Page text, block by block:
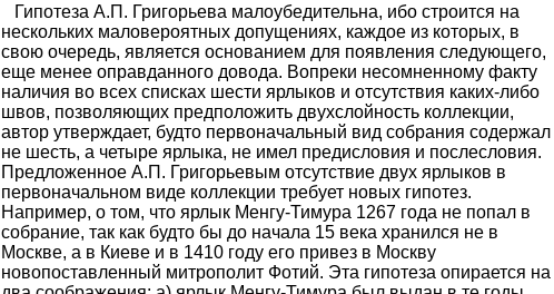
Гипотеза А.П. Григорьева малоубедительна, ибо строится на
нескольких маловероятных допущениях, каждое из которых, в
свою очередь, является основанием для появления следующего,
еще менее оправданного довода. Вопреки несомненному факту
наличия во всех списках шести ярлыков и отсутствия каких-либо
швов, позволяющих предположить двухслойность коллекции,
автор утверждает, будто первоначальный вид собрания содержал
не шесть, а четыре ярлыка, не имел предисловия и послесловия.
Предложенное А.П. Григорьевым отсутствие двух ярлыков в
первоначальном виде коллекции требует новых гипотез.
Например, о том, что ярлык Менгу-Тимура 1267 года не попал в
собрание, так как будто бы до начала 15 века хранился не в
Москве, а в Киеве и в 1410 году его привез в Москву
новопоставленный митрополит Фотий. Эта гипотеза опирается на